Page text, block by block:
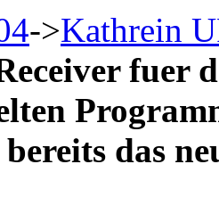
->Kathrein
fuer
das